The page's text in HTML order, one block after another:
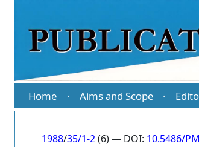
Home · Aims and Scope ·
1988/35/1-2(6) — DOI: 10.5486/